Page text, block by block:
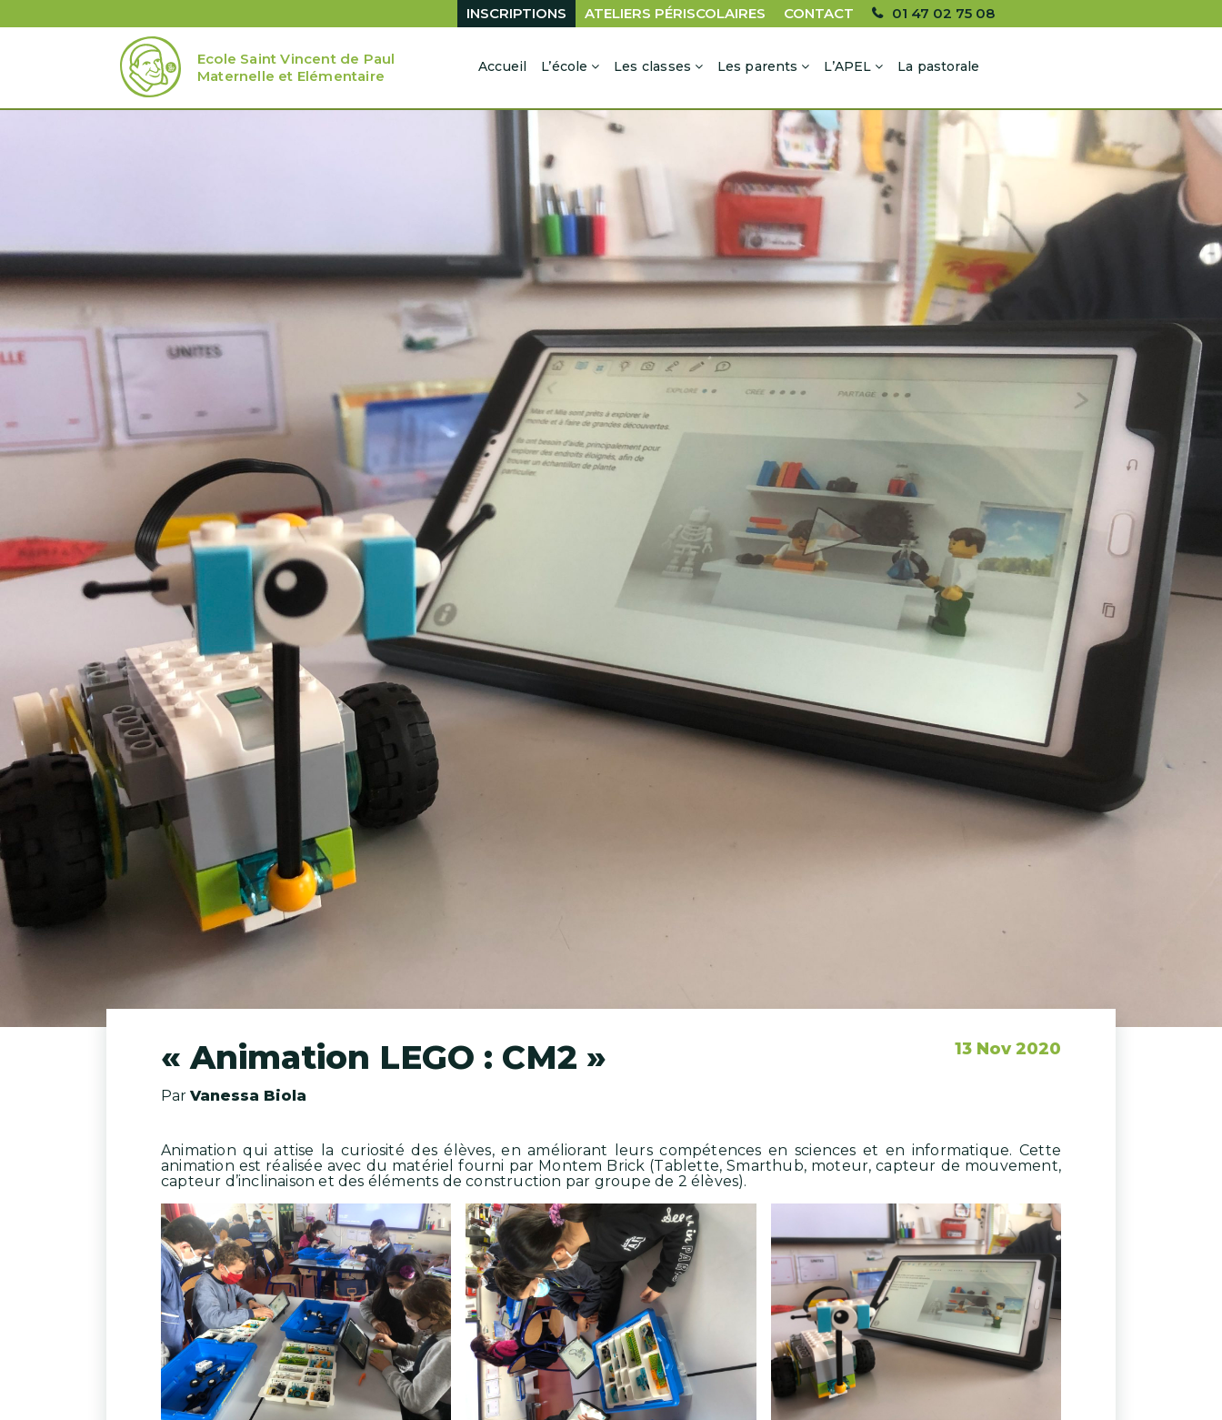
01 47 02 75 08
CONTACT
ATELIERS PÉRISCOLAIRES
INSCRIPTIONS
Ecole Saint Vincent de Paul
Maternelle et Elémentaire
Accueil L’école Les classes Les parents L’APEL La pastorale
« Animation LEGO : CM2 » 13 Nov 2020
Par Vanessa Biola
Animation qui attise la curiosité des élèves, en améliorant leurs compétences en sciences et en informatique. Cette
animation est réalisée avec du matériel fourni par Montem Brick (Tablette, Smarthub, moteur, capteur de mouvement,
capteur d’inclinaison et des éléments de construction par groupe de 2 élèves).